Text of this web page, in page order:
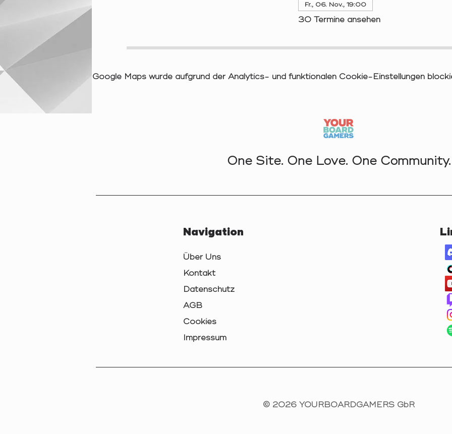
Fr., 06. Nov., 19:00
30 Termine ansehen
Google Maps wurde aufgrund der Analytics- und funktionalen Cookie-Einstellungen
One Site. One Love. One Community.
Navigation
Über Uns
Kontakt
Datenschutz
AGB
Cookies
Impressum
© 2026 YOURBOARDGAMERS GbR